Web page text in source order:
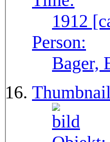
1912
Person:
Bager,